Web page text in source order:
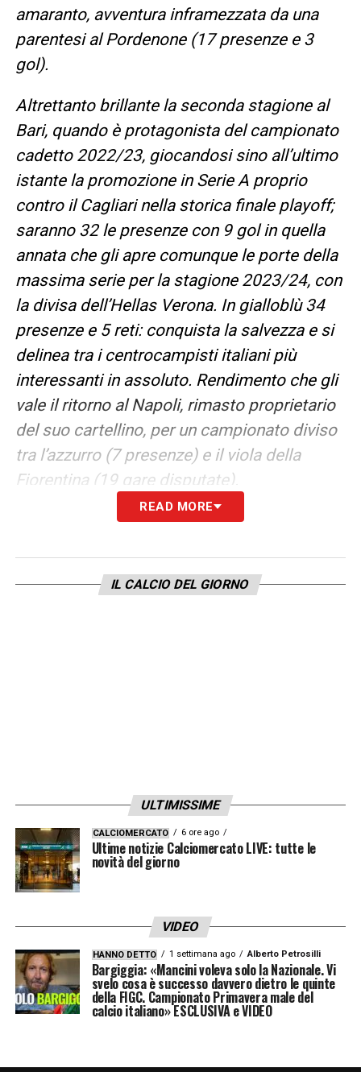
amaranto, avventura inframezzata da una
parentesi al Pordenone (17 presenze e 3
gol).
Altrettanto brillante la seconda stagione al
Bari, quando è protagonista del campionato
cadetto 2022/23, giocandosi sino all’ultimo
istante la promozione in Serie A proprio
contro il Cagliari nella storica finale playoff;
saranno 32 le presenze con 9 gol in quella
annata che gli apre comunque le porte della
massima serie per la stagione 2023/24, con
la divisa dell’Hellas Verona. In gialloblù 34
presenze e 5 reti: conquista la salvezza e si
delinea tra i centrocampisti italiani più
interessanti in assoluto. Rendimento che gli
vale il ritorno al Napoli, rimasto proprietario
del suo cartellino, per un campionato diviso
tra l’azzurro (7 presenze) e il viola della
Fiorentina (19 gare disputate).
Nel marzo 2024 era arrivata anche la prima
maggiore, guidata allora da Luciano
Spalletti, in vista degli incontri amichevoli
arriverà poi nel finale della prima gara degli
Europei contro l’Albania, vinta 2-1.
Determinazione, forza fisica e voglia di
lasciare il segno: Michael Folorunsho è
rossoblù, Michael!”.
LA PLAYLIST DELLE NOSTRE TOP NEWS
READ MORE
IL CALCIO DEL GIORNO
ULTIMISSIME
CALCIOMERCATO 6 ore ago
Ultime notizie Calciomercato LIVE: tutte le
novità del giorno
VIDEO
HANNO DETTO 1 settimana ago Alberto Petrosilli
Bargiggia: «Mancini voleva solo la Nazionale. Vi
svelo cosa è successo davvero dietro le quinte
della FIGC. Campionato Primavera male del
calcio italiano» ESCLUSIVA e VIDEO